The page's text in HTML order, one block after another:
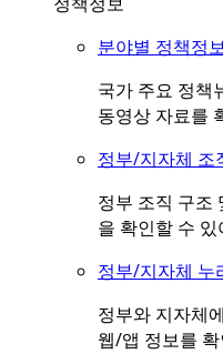
분야별 정책정
국가 주요 정책
동영상 자료를
정부/지자체 조
정부 조직 구조
을 확인할 수 있
정부/지자체 누
정부와 지자체
웹/앱 정보를